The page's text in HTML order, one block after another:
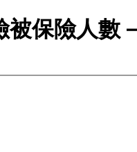
被保險人數